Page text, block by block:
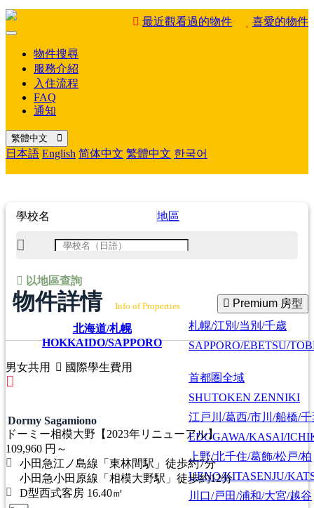
最近觀看過的物件 喜愛的物件
Mobile
物件搜尋
服務介紹
入住流程
FAQ
通知
繁體中文
日本語 English 简体中文 繁體中文 한국어
學校名 地區
以地區查詢
北海道/札幌
HOKKAIDO/SAPPORO
札幌/江別/当別/千歳
SAPPORO/EBETSU/
首都圏全域
SHUTOKEN ZENNIKI
江戸川/葛西/市川/船橋/千
EDOGAWA/KASAI/
上野/北千住/葛飾/松戸/柏
UENO/KITASENJU/
川口/戸田/浦和/大宮/越谷
物件詳情 Info of Properties Premium 房型
男女共用 國際學生費用
Dormy Sagamiono
ドーミー相模大野【2023年リニューアル】
109,960 円～
小田急江ノ島線「東林間駅」徒歩約7分
小田急小田原線「相模大野駅」徒歩約12分
D型西式客房 16.40㎡